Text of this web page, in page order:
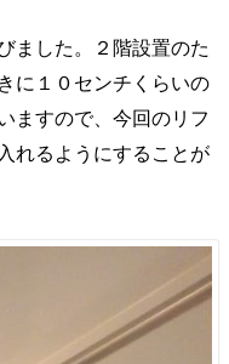
ました。２階設置のた
に１０センチくらいの
ますので、今回のリフ
れるようにすることが